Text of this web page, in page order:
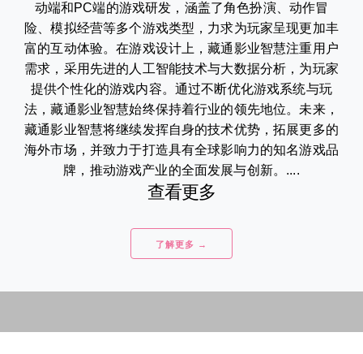
动端和PC端的游戏研发，涵盖了角色扮演、动作冒
险、模拟经营等多个游戏类型，力求为玩家呈现更加丰
富的互动体验。在游戏设计上，藏通影业智慧注重用户
需求，采用先进的人工智能技术与大数据分析，为玩家
提供个性化的游戏内容。通过不断优化游戏系统与玩
法，藏通影业智慧始终保持着行业的领先地位。未来，
藏通影业智慧将继续发挥自身的技术优势，拓展更多的
海外市场，并致力于打造具有全球影响力的知名游戏品
牌，推动游戏产业的全面发展与创新。....
查看更多
了解更多 →